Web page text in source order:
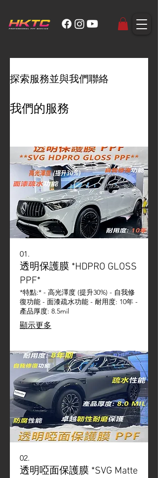
探索服務並與我們聯絡
我們的服務
01.
透明保護膜 *HDPRO GLOSS
PPF*
*特點:* - 高光澤度 (提升30%) - 自我修
復功能 - 面漆疏水功能 - 耐用度: 10年 -
產品厚度: 8.5mil
顯示更多
02.
透明啞面保護膜 *SVG Matte